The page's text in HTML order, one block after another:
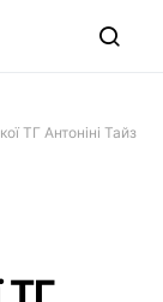
ТГ Антоніні Тайз